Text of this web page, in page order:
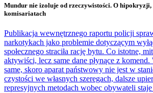
Mundur nie izoluje od rzeczywistości. O hipokryzji,
komisariatach
Publikacja wewnętrznego raportu policji
narkotykach jako problemie dotyczącym
społecznego straciła rację bytu. Co istotne,
aktywiści, lecz same dane płynące z
same, skoro aparat państwowy nie jest w
czystości we własnych szeregach, dalsze
represyjnych metodach wobec obywateli